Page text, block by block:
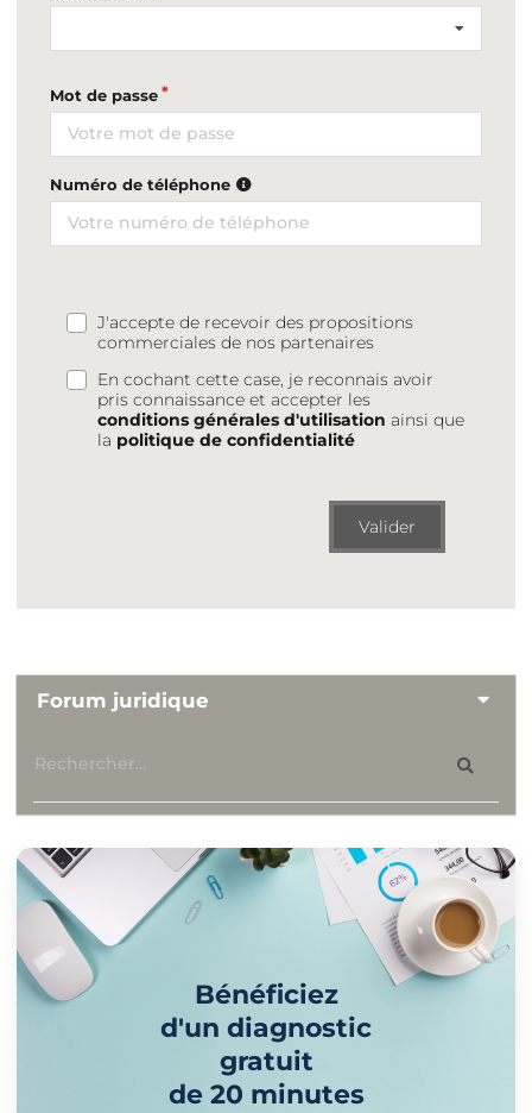
Mot de passe
Numéro de téléphone
J'accepte de recevoir des propositions
commerciales de nos partenaires
En cochant cette case, je reconnais avoir
pris connaissance et accepter les
conditions générales d'utilisation ainsi que
la politique de confidentialité
Valider
Forum juridique
Bénéficiez
d'un diagnostic
gratuit
de 20 minutes